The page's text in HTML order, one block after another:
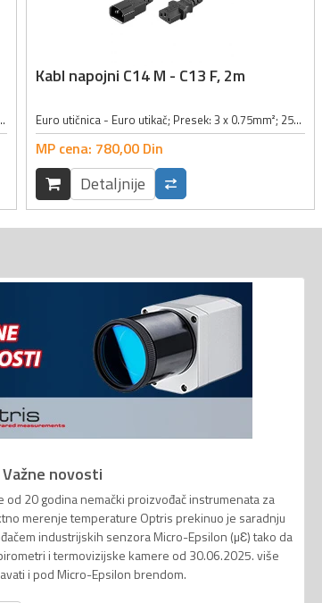
2m; Dimenzije: 3 x 0,75mm2; Boja: crna;
Kabl napojni C14 M - C13 F, 2m
Euro utičnica - Euro utikač; Presek: 3 x 0.75mm²; 250V~/10A/2300W; Dužina kabla: 2m; Sa zaštićenim kontaktima;
MP cena: 780,00 Din
Detaljnije
novosti
od 20 godina nemački proizvođač instrumenata za
merenje temperature Optris prekinuo je saradnju
industrijskih senzora Micro-Epsilon (µƐ) tako da
i termovizijske kamere od 30.06.2025. više
i pod Micro-Epsilon brendom.